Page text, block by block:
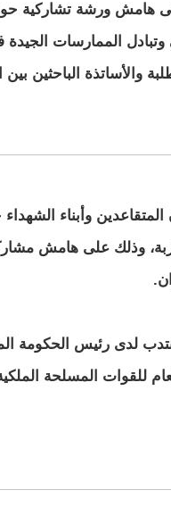
هامش ورشة تشاركية
وتبادل الممارسات
والأساتذة الباحثين بين
وأبناء
وذلك على هامش
لدى رئيس الحكومة
للقوات المسلحة